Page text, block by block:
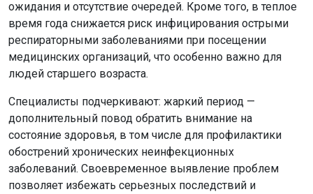
ожидания и отсутствие очередей. Кроме того, в теплое
время года снижается риск инфицирования острыми
респираторными заболеваниями при посещении
медицинских организаций, что особенно важно для
людей старшего возраста.
Специалисты подчеркивают: жаркий период —
дополнительный повод обратить внимание на
состояние здоровья, в том числе для профилактики
обострений хронических неинфекционных
заболеваний. Своевременное выявление проблем
позволяет избежать серьезных последствий и